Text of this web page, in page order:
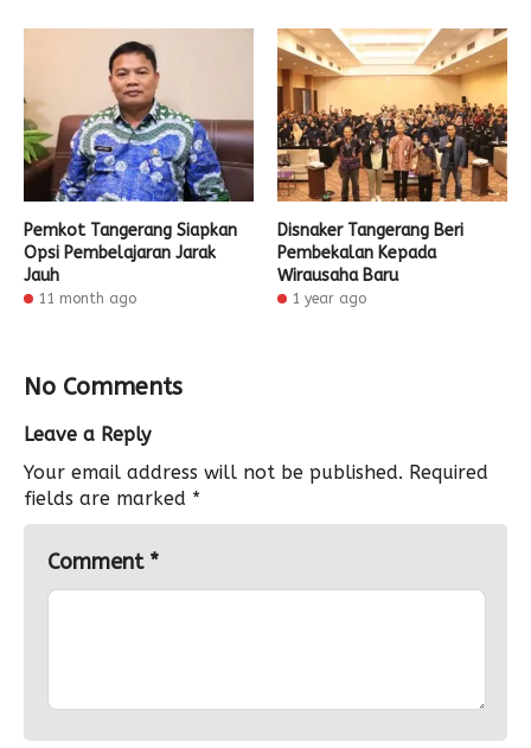
Pemkot Tangerang Siapkan
Opsi Pembelajaran Jarak
Jauh
11 month ago
Disnaker Tangerang Beri
Pembekalan Kepada
Wirausaha Baru
1 year ago
No Comments
Leave a Reply
Your email address will not be published. Required
fields are marked *
Comment *